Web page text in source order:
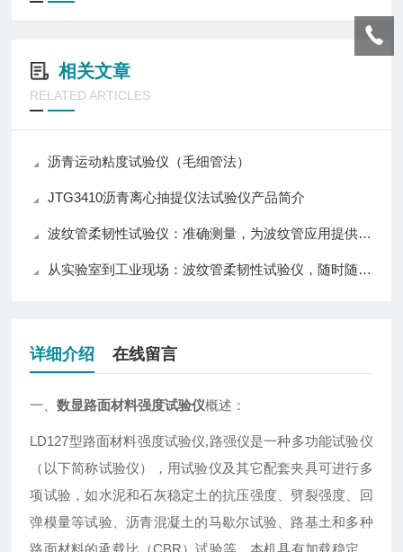
相关文章
RELATED ARTICLES
沥青运动粘度试验仪（毛细管法）
JTG3410沥青离心抽提仪法试验仪产品简介
波纹管柔韧性试验仪：准确测量，为波纹管应用提供可靠数据支持！
从实验室到工业现场：波纹管柔韧性试验仪，随时随地验证材料韧性，保障工程质量
详细介绍 在线留言
一、数显路面材料强度试验仪概述：
LD127型路面材料强度试验仪,路强仪是一种多功能试验仪
（以下简称试验仪），用试验仪及其它配套夹具可进行多
项试验，如水泥和石灰稳定土的抗压强度、劈裂强度、回
弹模量等试验、沥青混凝土的马歇尔试验、路基土和多种